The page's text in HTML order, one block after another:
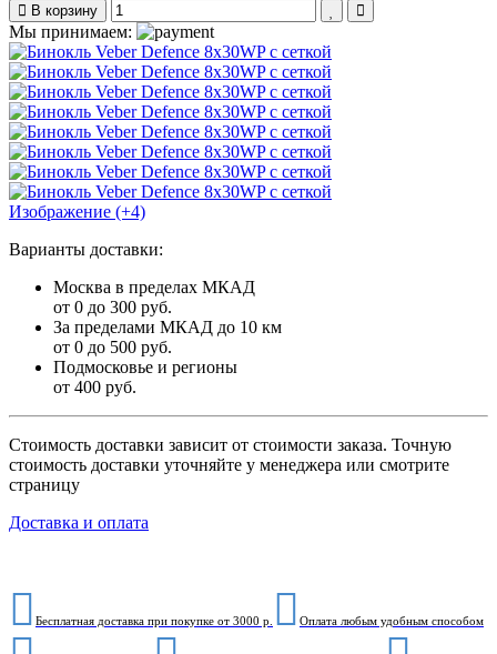
В корзину
Мы принимаем:
Изображение (+4)
Варианты доставки:
Москва в пределах МКАД
от 0 до 300 руб.
За пределами МКАД до 10 км
от 0 до 500 руб.
Подмосковье и регионы
от 400 руб.
Стоимость доставки зависит от стоимости заказа. Точную
стоимость доставки уточняйте у менеджера или смотрите
страницу
Доставка и оплата
Бесплатная доставка при покупке от 3000 р. Оплата любым удобным способом